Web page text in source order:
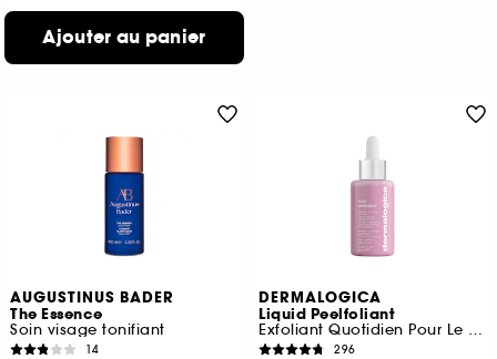
Ajouter au panier
AUGUSTINUS BADER
The Essence
Soin visage tonifiant
14
DERMALOGICA
Liquid Peelfoliant
Exfoliant Quotidien Pour Le Visage
296